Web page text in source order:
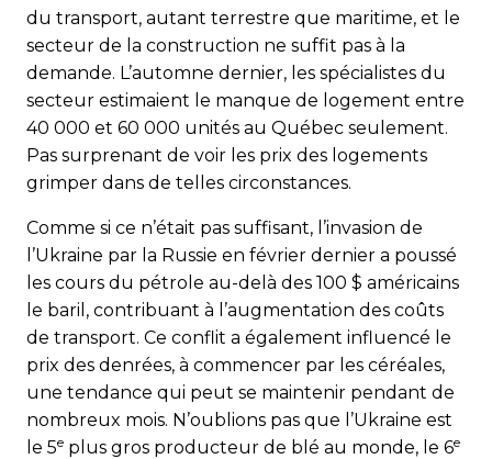
du transport, autant terrestre que maritime, et le
secteur de la construction ne suffit pas à la
demande. L’automne dernier, les spécialistes du
secteur estimaient le manque de logement entre
40 000 et 60 000 unités au Québec seulement.
Pas surprenant de voir les prix des logements
grimper dans de telles circonstances.
Comme si ce n’était pas suffisant, l’invasion de
l’Ukraine par la Russie en février dernier a poussé
les cours du pétrole au-delà des 100 $ américains
le baril, contribuant à l’augmentation des coûts
de transport. Ce conflit a également influencé le
prix des denrées, à commencer par les céréales,
une tendance qui peut se maintenir pendant de
nombreux mois. N’oublions pas que l’Ukraine est
le 5e plus gros producteur de blé au monde, le 6e